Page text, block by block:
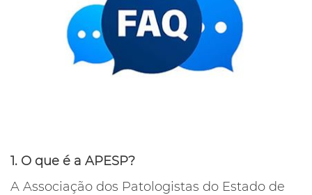
1. O que é a APESP?
A Associação dos Patologistas do Estado de